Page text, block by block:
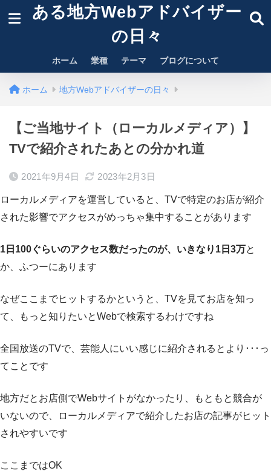
ある地方Webアドバイザー
の日々
ホーム 業種 テーマ ブログについて
ホーム 地方Webアドバイザーの日々
【ご当地サイト（ローカルメディア）】
TVで紹介されたあとの分かれ道
2021年9月4日 2023年2月3日
ローカルメディアを運営していると、TVで特定のお店が紹介
された影響でアクセスがめっちゃ集中することがあります
1日100ぐらいのアクセス数だったのが、いきなり1日3万と
か、ふつーにあります
なぜここまでヒットするかというと、TVを見てお店を知っ
て、もっと知りたいとWebで検索するわけですね
全国放送のTVで、芸能人にいい感じに紹介されるとより･･･っ
てことです
地方だとお店側でWebサイトがなかったり、もともと競合が
いないので、ローカルメディアで紹介したお店の記事がヒット
されやすいです
ここまではOK